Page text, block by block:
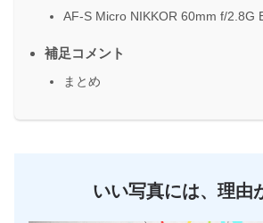
AF-S Micro NIKKOR 60mm f/2.8G
補足コメント
まとめ
いい写真には、理由